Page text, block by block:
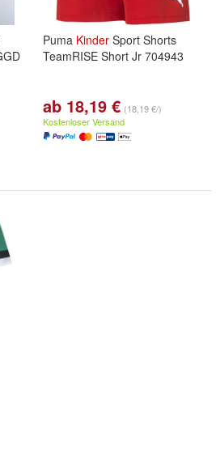
Puma Kinder Sport Shorts
TeamRISE Short Jr 704943
ab 18,19 € (18,19 €/)
Kostenloser Versand